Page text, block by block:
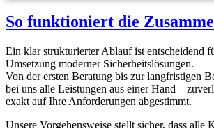
So funktioniert die
Ein klar strukturierter Ablauf ist entscheidend
Umsetzung moderner Sicherheitslösungen.
Von der ersten Beratung bis zur langfristigen
bei uns alle Leistungen aus einer Hand –
exakt auf Ihre Anforderungen abgestimmt.
Unsere Vorgehensweise stellt sicher, dass alle